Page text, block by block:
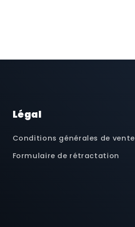
Légal
Conditions générales de vente
Formulaire de rétractation